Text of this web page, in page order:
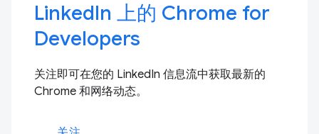
LinkedIn 上的 Chrome for
Developers
关注即可在您的 LinkedIn 信息流中获取最新的
Chrome 和网络动态。